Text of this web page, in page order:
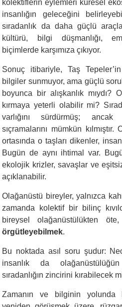
kolektiflerin eylemleri küresel
insanlığın geleceğini
sıradanlık da daha güçlü
kültürü, bilgi düşmanlığı,
biçimlerde karşımıza çıkıyor.
Sonuç itibariyle, Taş
bilgiler sunmuyor, ama güçlü
boyunca bir alışkanlık mıydı?
kırmaya yeterli olabilir mi?
varlığını sürdürmüş; ancak
sıçramalarını mümkün
ortasında o taşları dikenler,
Bugün de aynı ihtimal var.
ekolojik krizler, savaşlar ve
açıklanabilir.
Olağanüstü bireyler, yalnızca
zamanda kolektif bir bilinç
bireysel olağanüstülükten öte,
örgütleyebilmek.
Bu noktada asıl soru şudur:
insanlık da
sıradanlığın zincirini kırabilecek
Zamanın ve bilginin yolunda